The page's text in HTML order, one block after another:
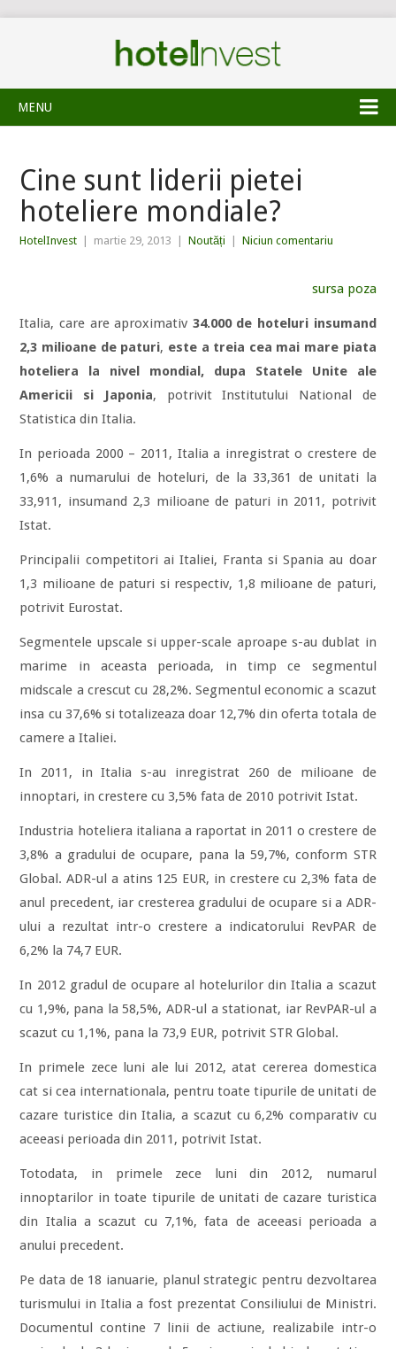
MENU
Cine sunt liderii pietei
hoteliere mondiale?
HotelInvest martie 29, 2013 Noutăți Niciun comentariu
sursa poza
Italia, care are aproximativ 34.000 de hoteluri insumand
2,3 milioane de paturi, este a treia cea mai mare piata
hoteliera la nivel mondial, dupa Statele Unite ale
Americii si Japonia, potrivit Institutului National de
Statistica din Italia.
In perioada 2000 – 2011, Italia a inregistrat o crestere de
1,6% a numarului de hoteluri, de la 33,361 de unitati la
33,911, insumand 2,3 milioane de paturi in 2011, potrivit
Istat.
Principalii competitori ai Italiei, Franta si Spania au doar
1,3 milioane de paturi si respectiv, 1,8 milioane de paturi,
potrivit Eurostat.
Segmentele upscale si upper-scale aproape s-au dublat in
marime in aceasta perioada, in timp ce segmentul
midscale a crescut cu 28,2%. Segmentul economic a scazut
insa cu 37,6% si totalizeaza doar 12,7% din oferta totala de
camere a Italiei.
In 2011, in Italia s-au inregistrat 260 de milioane de
innoptari, in crestere cu 3,5% fata de 2010 potrivit Istat.
Industria hoteliera italiana a raportat in 2011 o crestere de
3,8% a gradului de ocupare, pana la 59,7%, conform STR
Global. ADR-ul a atins 125 EUR, in crestere cu 2,3% fata de
anul precedent, iar cresterea gradului de ocupare si a ADR-
ului a rezultat intr-o crestere a indicatorului RevPAR de
6,2% la 74,7 EUR.
In 2012 gradul de ocupare al hotelurilor din Italia a scazut
cu 1,9%, pana la 58,5%, ADR-ul a stationat, iar RevPAR-ul a
scazut cu 1,1%, pana la 73,9 EUR, potrivit STR Global.
In primele zece luni ale lui 2012, atat cererea domestica
cat si cea internationala, pentru toate tipurile de unitati de
cazare turistice din Italia, a scazut cu 6,2% comparativ cu
aceeasi perioada din 2011, potrivit Istat.
Totodata, in primele zece luni din 2012, numarul
innoptarilor in toate tipurile de unitati de cazare turistica
din Italia a scazut cu 7,1%, fata de aceeasi perioada a
anului precedent.
Pe data de 18 ianuarie, planul strategic pentru dezvoltarea
turismului in Italia a fost prezentat Consiliului de Ministri.
Documentul contine 7 linii de actiune, realizabile intr-o